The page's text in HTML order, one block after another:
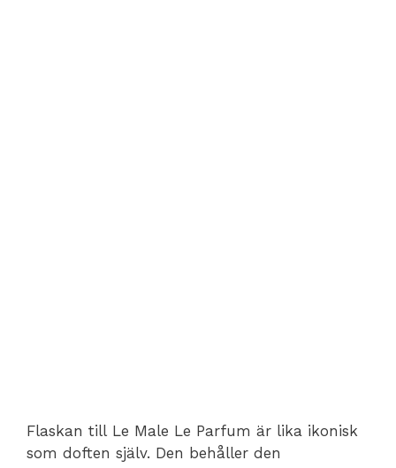
Flaskan till Le Male Le Parfum är lika ikonisk
som doften själv. Den behåller den